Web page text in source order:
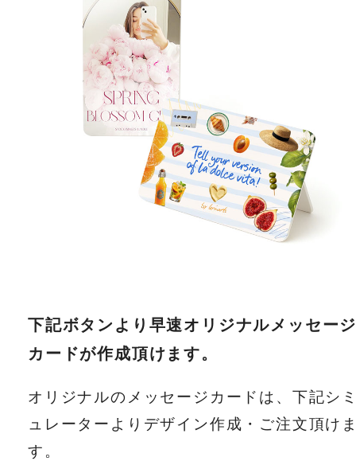
下記ボタンより早速オリジナルメッセー
カードが作成頂けます。
オリジナルのメッセージカードは、下記シ
ュレーターよりデザイン作成・ご注文頂け
す。